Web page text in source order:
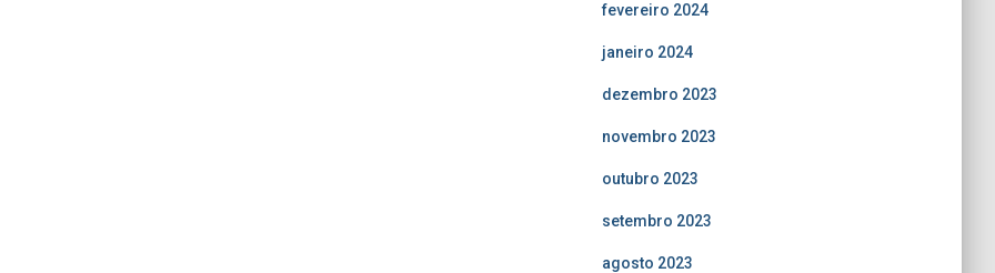
fevereiro 2024
janeiro 2024
dezembro 2023
novembro 2023
outubro 2023
setembro 2023
agosto 2023